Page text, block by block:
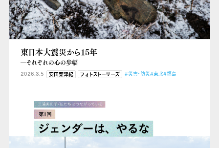
東日本大震災から15年
―それぞれの心の歩幅
2026.3.5 安田菜津紀 フォトストーリーズ #災害・防災#東北#福島